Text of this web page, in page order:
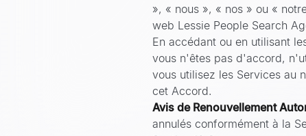
», « nous », « nos » ou «
web Lessie People Search
En accédant ou en utilisant
vous n'êtes pas d'accord,
vous utilisez les Services au
cet Accord.
Avis de Renouvellement
annulés conformément à la